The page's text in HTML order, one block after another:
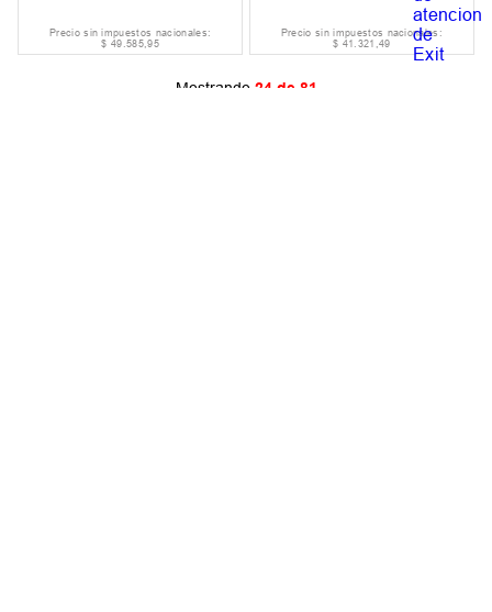
Precio sin impuestos nacionales:
$ 49.585,95
Precio sin impuestos nacionales:
$ 41.321,49
Mostrando 24 de 81